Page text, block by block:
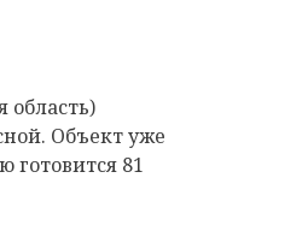
область)
Объект уже
готовится 81